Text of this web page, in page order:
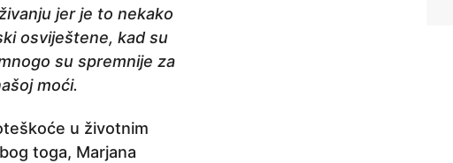
jer je to nekako
osviještene, kad su
su spremnije za
moći.
u životnim
toga, Marjana